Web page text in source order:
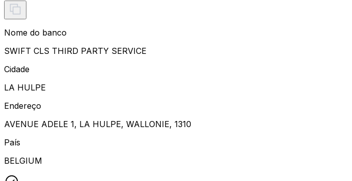
Nome do banco
SWIFT CLS THIRD PARTY SERVICE
Cidade
LA HULPE
Endereço
AVENUE ADELE 1, LA HULPE, WALLONIE, 1310
País
BELGIUM